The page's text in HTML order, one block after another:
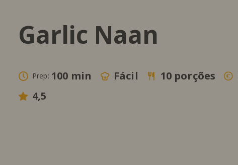
Garlic Naan
Prep: 100 min Fácil 10 porções
4,5